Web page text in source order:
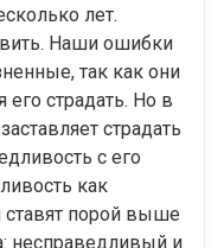
лет.
Наши ошибки
так как они
его страдать. Но в
страдать
с его
как
ставят порой выше
несправедливый и